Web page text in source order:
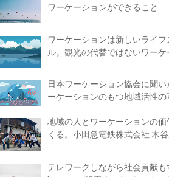
ワーケーションができること
ワーケーションは新しいライフ
ル。観光の代替ではないワーケ
日本ワーケーション協会に聞い
ーケーションのもつ地域活性の
地域の人とワーケーションの価
くる。小田急電鉄株式会社 木谷
テレワークしながら社会貢献も